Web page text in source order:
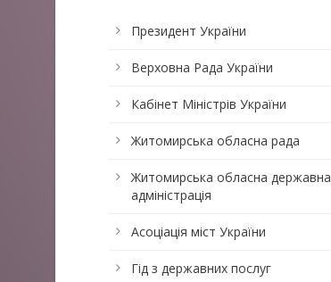
Президент України
Верховна Рада України
Кабінет Міністрів України
Житомирська обласна рада
Житомирська обласна державна
адміністрація
Асоціація міст України
Гід з державних послуг